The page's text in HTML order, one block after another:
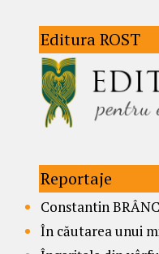
Editura ROST
Reportaje
Constantin
În căutarea unui